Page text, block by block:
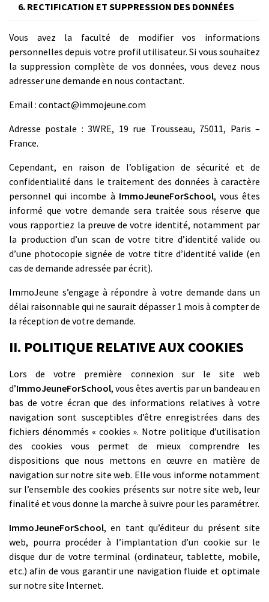
6. RECTIFICATION ET SUPPRESSION DES DONNÉES
Vous avez la faculté de modifier vos informations
personnelles depuis votre profil utilisateur. Si vous souhaitez
la suppression complète de vos données, vous devez nous
adresser une demande en nous contactant.
Email : contact@immojeune.com
Adresse postale : 3WRE, 19 rue Trousseau, 75011, Paris –
France.
Cependant, en raison de l’obligation de sécurité et de
confidentialité dans le traitement des données à caractère
personnel qui incombe à ImmoJeuneForSchool, vous êtes
informé que votre demande sera traitée sous réserve que
vous rapportiez la preuve de votre identité, notamment par
la production d’un scan de votre titre d’identité valide ou
d’une photocopie signée de votre titre d’identité valide (en
cas de demande adressée par écrit).
ImmoJeune s’engage à répondre à votre demande dans un
délai raisonnable qui ne saurait dépasser 1 mois à compter de
la réception de votre demande.
II. POLITIQUE RELATIVE AUX COOKIES
Lors de votre première connexion sur le site web
d’ImmoJeuneForSchool, vous êtes avertis par un bandeau en
bas de votre écran que des informations relatives à votre
navigation sont susceptibles d’être enregistrées dans des
fichiers dénommés « cookies ». Notre politique d’utilisation
des cookies vous permet de mieux comprendre les
dispositions que nous mettons en œuvre en matière de
navigation sur notre site web. Elle vous informe notamment
sur l’ensemble des cookies présents sur notre site web, leur
finalité et vous donne la marche à suivre pour les paramétrer.
ImmoJeuneForSchool, en tant qu’éditeur du présent site
web, pourra procéder à l’implantation d’un cookie sur le
disque dur de votre terminal (ordinateur, tablette, mobile,
etc.) afin de vous garantir une navigation fluide et optimale
sur notre site Internet.